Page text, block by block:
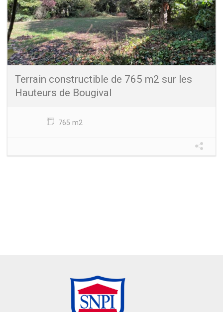
Terrain constructible de 765 m2 sur les
Hauteurs de Bougival
765 m2